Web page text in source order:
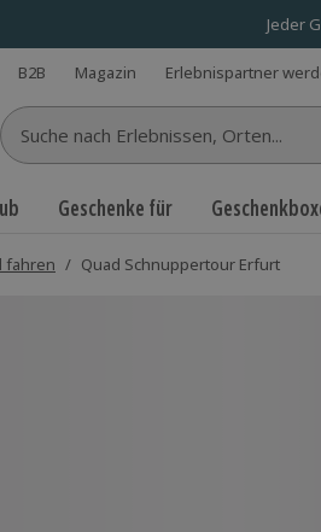
Jeder
B2B Magazin Erlebnispartner
Suche nach Erlebnissen...
Geschenke für
fahren / Quad Schnuppertour Erfurt